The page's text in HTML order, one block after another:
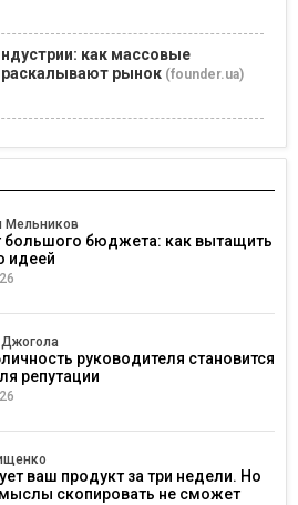
как массовые
рынок (founder.ua)
Мельников
большого бюджета: как вытащить
идеей
руководителя становится
репутации
ваш продукт за три недели. Но
скопировать не сможет